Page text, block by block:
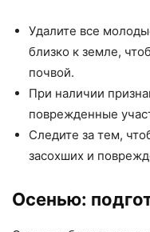
Удалите все
близко к земле,
почвой.
При наличии
поврежденные
Следите за тем,
засохших и
Осенью: